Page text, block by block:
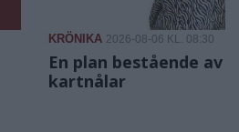
KRÖNIKA 2026-08-06 KL. 08:30
En plan bestående av
kartnålar